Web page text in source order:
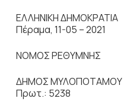
ΕΛΛΗΝΙΚΗ
Πέραμα, 11-05 – 2021
ΝΟΜΟΣ ΡΕΘΥΜΝΗΣ
ΔΗΜΟΣ
Πρωτ.: 5238